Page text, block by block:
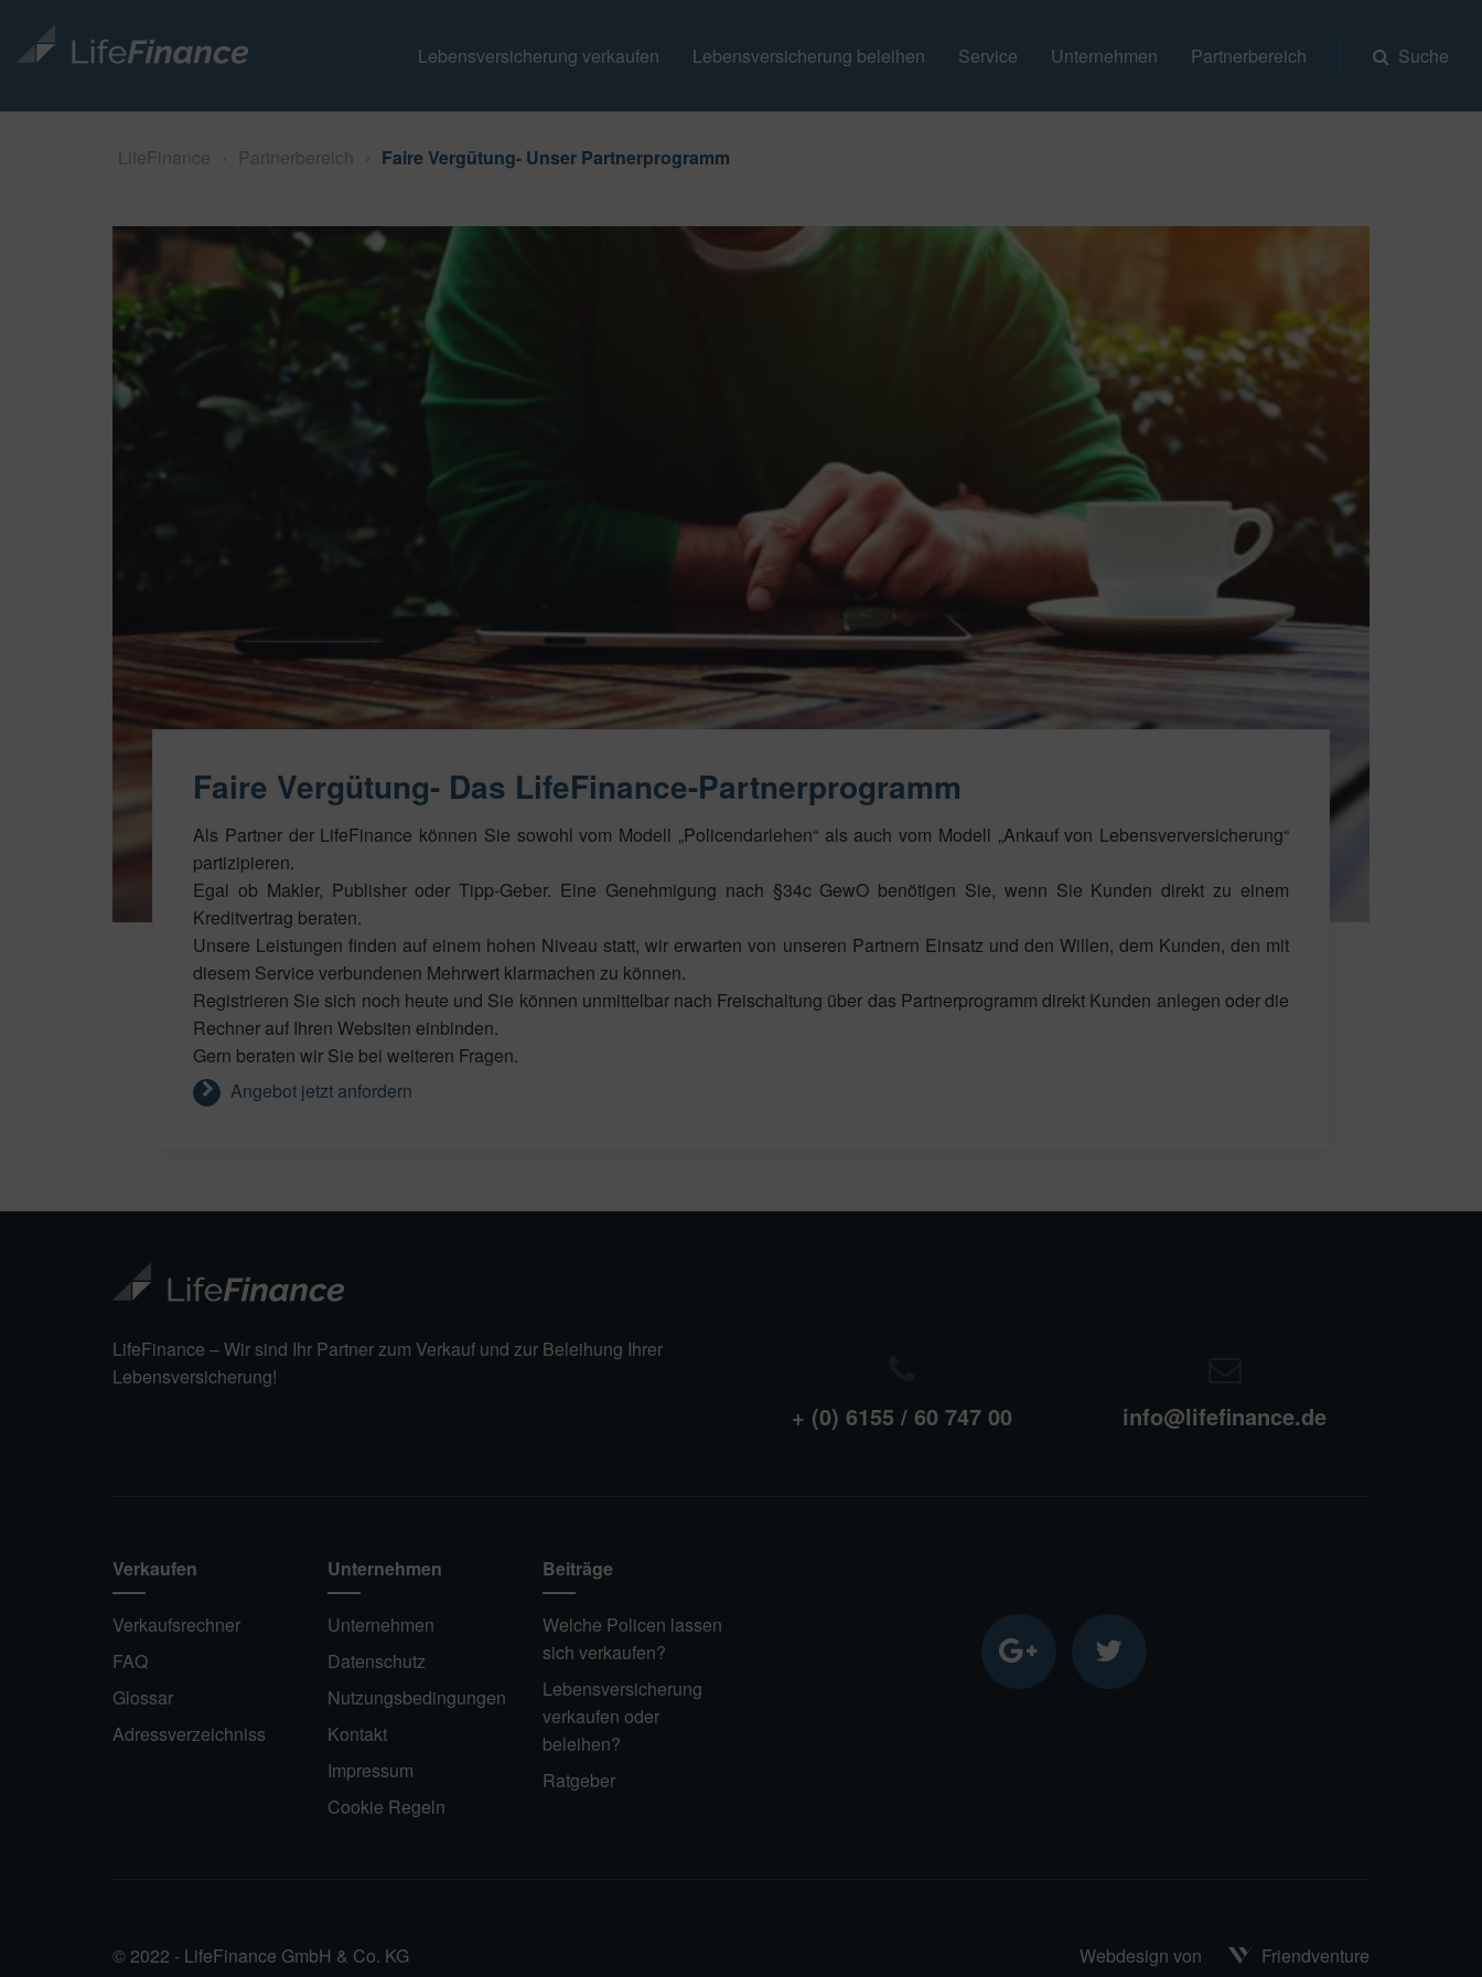
Lebensversicherung verkaufen Lebensversicherung beleihen Service Unternehmen Partnerbereich
LifeFinance Partnerbereich Faire Vergütung- Unser Partnerprogramm
Faire Vergütung- Das LifeFinance-Partnerprogramm
Als Partner der LifeFinance können Sie sowohl vom Modell „Policendarlehen“ als auch vom Modell „Ankauf von Lebensverversicherung“
partizipieren.
Egal ob Makler, Publisher oder Tipp-Geber. Eine Genehmigung nach §34c GewO benötigen Sie, wenn Sie Kunden direkt zu einem
Kreditvertrag beraten.
Unsere Leistungen finden auf einem hohen Niveau statt, wir erwarten von unseren Partnern Einsatz und den Willen, dem Kunden, den mit
diesem Service verbundenen Mehrwert klarmachen zu können.
Registrieren Sie sich noch heute und Sie können unmittelbar nach Freischaltung über das Partnerprogramm direkt Kunden anlegen oder die
Rechner auf Ihren Websiten einbinden.
Gern beraten wir Sie bei weiteren Fragen.
Angebot jetzt anfordern
LifeFinance – Wir sind Ihr Partner zum Verkauf und zur Beleihung Ihrer
Lebensversicherung!
+ (0) 6155 / 60 747 00 info@lifefinance.de
Verkaufen
Verkaufsrechner
FAQ
Glossar
Adressverzeichniss
Unternehmen
Unternehmen
Datenschutz
Nutzungsbedingungen
Kontakt
Impressum
Cookie Regeln
Beiträge
Welche Policen lassen
sich verkaufen?
Lebensversicherung
verkaufen oder
beleihen?
Ratgeber
© 2022 - LifeFinance GmbH & Co. KG Webdesign von Friendventure